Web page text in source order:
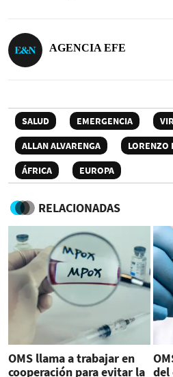
AGENCIA EFE
SALUD EMERGENCIA
ALLAN ALVARENGA
LORENZO
ÁFRICA
EUROPA
RELACIONADAS
OMS llama a trabajar en
cooperación para evitar la del